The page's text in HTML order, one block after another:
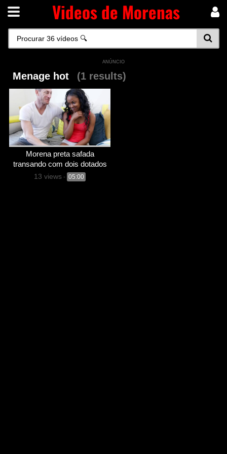
Videos de Morenas
ANÚNCIO
Menage hot (1 results)
Morena preta safada
transando com dois dotados
13 views - 05:00